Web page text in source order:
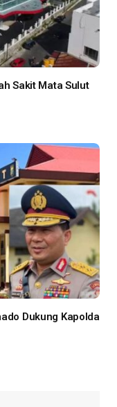
Sakit Mata Sulut
Dukung Kapolda